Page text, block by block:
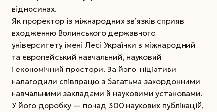
відносинах.
Як проректор із міжнародних зв’язків сприяв
входженню Волинського державного
університету імені Лесі Українки в міжнародний
та європейський навчальний, науковий
і економічний простори. За його ініціативи
налагодили співпрацю з багатьма закордонними
навчальними закладами й науковими установами.
У його доробку — понад 300 наукових публікацій,